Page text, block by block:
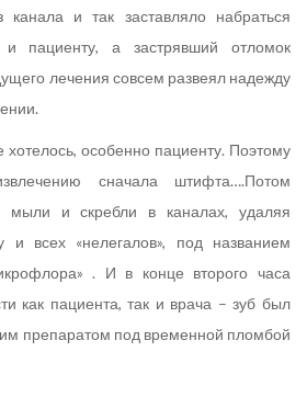
канала и так заставляло набраться
пациенту, а застрявший отломок
лечения совсем развеял надежду
хотелось, особенно пациенту. Поэтому
сначала штифта….Потом
мыли и скребли в каналах, удаляя
и всех «нелегалов», под названием
. И в конце второго часа
как пациента, так и врача – зуб был
препаратом под временной пломбой